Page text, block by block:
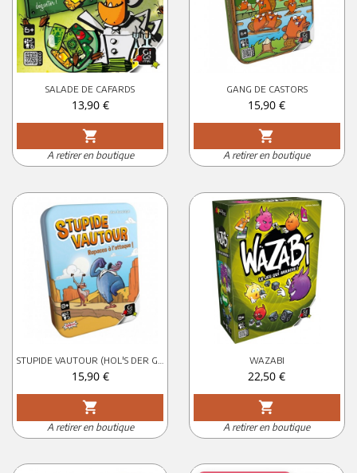
SALADE DE CAFARDS
Prix
13,90 €
shopping_cart
A retirer en boutique
GANG DE CASTORS
Prix
15,90 €
shopping_cart
A retirer en boutique
Prix
15,90 €
shopping_cart
A retirer en boutique
WAZABI
Prix
22,50 €
shopping_cart
A retirer en boutique